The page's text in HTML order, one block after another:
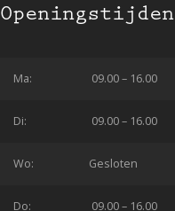
Openingstijden
Ma: 09.00 – 16.00
Di: 09.00 – 16.00
Wo: Gesloten
Do: 09.00 – 16.00